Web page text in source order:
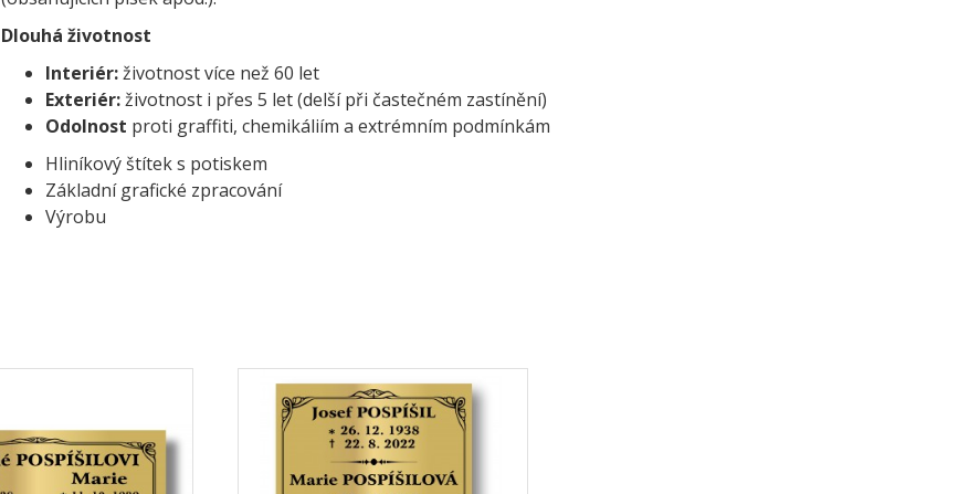
Dlouhá životnost
Interiér:životnost více než 60 let
Exteriér:životnost i přes 5 let (delší při častečném zastínění)
Odolnost proti graffiti, chemikáliím a extrémním podmínkám
Hliníkový štítek s potiskem
Základní grafické zpracování
Výrobu